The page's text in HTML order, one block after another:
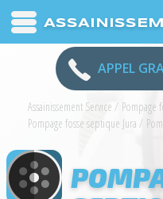
APPEL
Assainissement Service / Pompage
Pompage fosse septique Jura /